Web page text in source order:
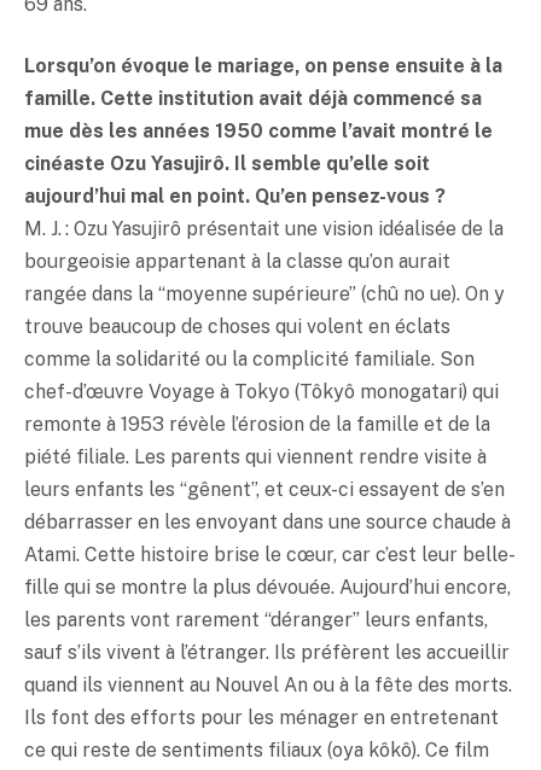
Lorsqu’on évoque le mariage, on pense ensuite à la
famille. Cette institution avait déjà commencé sa
mue dès les années 1950 comme l’avait montré le
cinéaste Ozu Yasujirô. Il semble qu’elle soit
aujourd’hui mal en point. Qu’en pensez-vous ?
M. J. : Ozu Yasujirô présentait une vision idéalisée de la
bourgeoisie appartenant à la classe qu’on aurait
rangée dans la “moyenne supérieure” (chû no ue). On y
trouve beaucoup de choses qui volent en éclats
comme la solidarité ou la complicité familiale. Son
chef-d’œuvre Voyage à Tokyo (Tôkyô monogatari) qui
remonte à 1953 révèle l’érosion de la famille et de la
piété filiale. Les parents qui viennent rendre visite à
leurs enfants les “gênent”, et ceux-ci essayent de s’en
débarrasser en les envoyant dans une source chaude à
Atami. Cette histoire brise le cœur, car c’est leur belle-
fille qui se montre la plus dévouée. Aujourd’hui encore,
les parents vont rarement “déranger” leurs enfants,
sauf s’ils vivent à l’étranger. Ils préfèrent les accueillir
quand ils viennent au Nouvel An ou à la fête des morts.
Ils font des efforts pour les ménager en entretenant
ce qui reste de sentiments filiaux (oya kôkô). Ce film